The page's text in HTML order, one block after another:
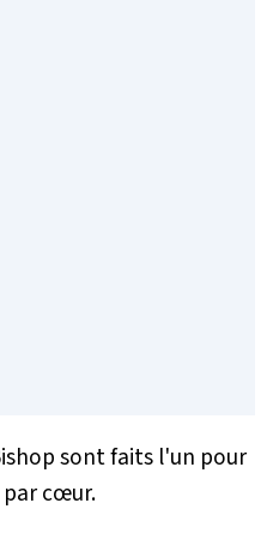
sont faits l'un pour
cœur.